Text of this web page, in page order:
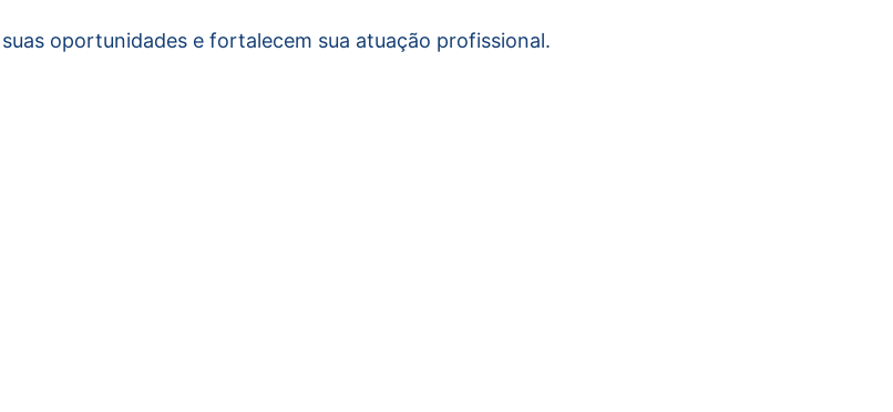
oportunidades e fortalecem sua atuação profissional.